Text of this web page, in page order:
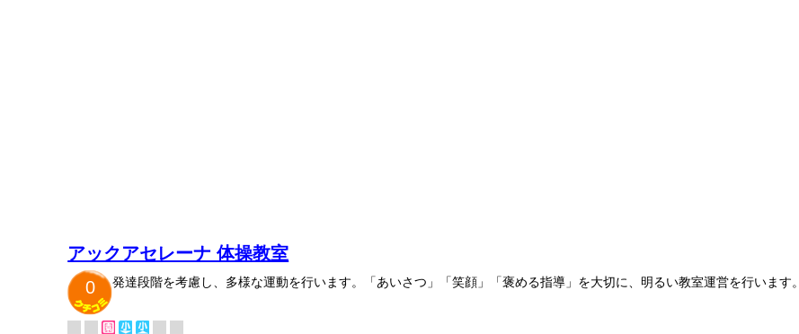
アックアセレーナ 体操教室
0
発達段階を考慮し、多様な運動を行います。「あいさつ」「笑顔」「褒める指導」を大切に、明るい教室運営を行います。